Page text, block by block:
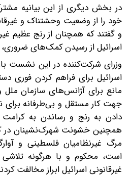
در بخش دیگری از این بیانیه
خود را از وضعیت وحشتناک و
و گفتند که همچنان از رنج عظیم
اسرائیل از رسیدن کمک‌های
وزرای شرکت‌کننده در این نشست
اسرائیل برای فراهم کردن فوری
مانع برای آژانس‌های سازمان
جهت کار مستقل و بی‌طرفانه برای
دادن به رنج و رساندن به کرامت
همچنین خشونت شهرک‌نشینان در
مرگ غیرنظامیان فلسطینی و
است، محکوم و با هرگونه
غیرقانونی اسرائیل ابراز مخالفت